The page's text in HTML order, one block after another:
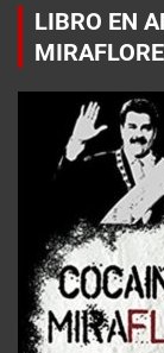
LIBRO EN